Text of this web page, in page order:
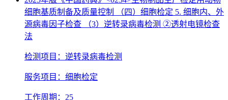
细胞基质制备及质量控制 （四）细胞检定 5. 细胞内、外
源病毒因子检查 （3）逆转录病毒检测 ②透射电镜检查
法
检测项目：逆转录病毒检测
服务项目：细胞检定
工作周期：25